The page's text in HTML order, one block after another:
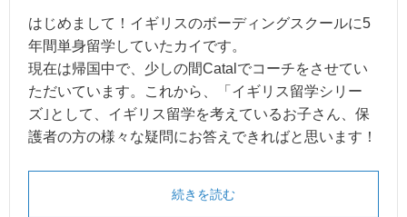
はじめまして！イギリスのボーディングスクールに5
年間単身留学していたカイです。
現在は帰国中で、少しの間Catalでコーチをさせてい
ただいています。これから、「イギリス留学シリー
ズ｣として、イギリス留学を考えているお子さん、保
護者の方の様々な疑問にお答えできればと思います！
続きを読む